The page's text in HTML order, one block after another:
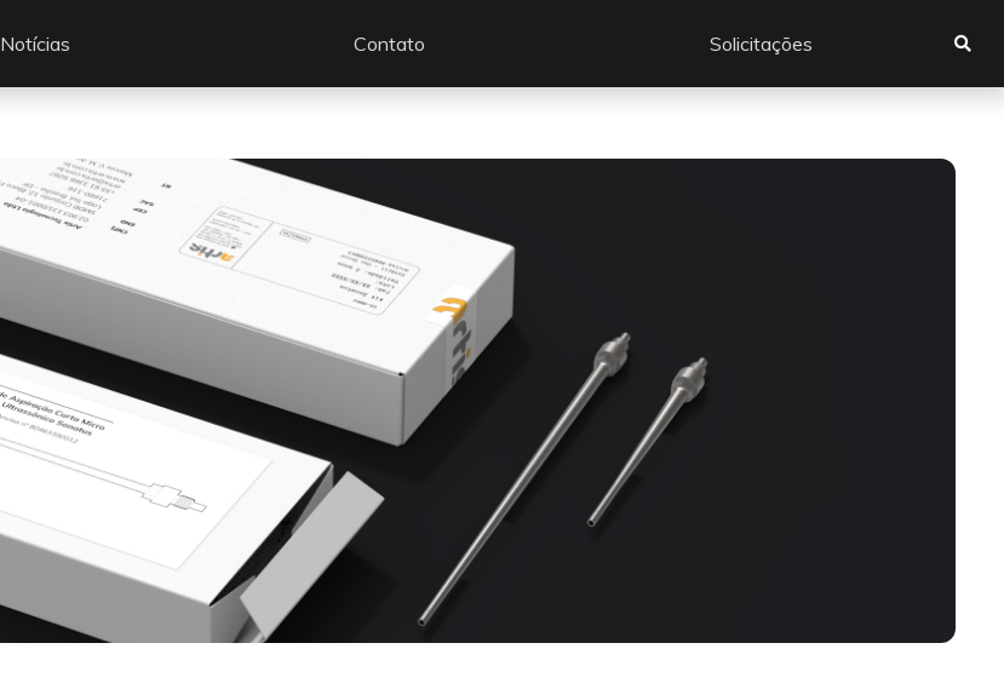
Notícias Contato Solicitações 